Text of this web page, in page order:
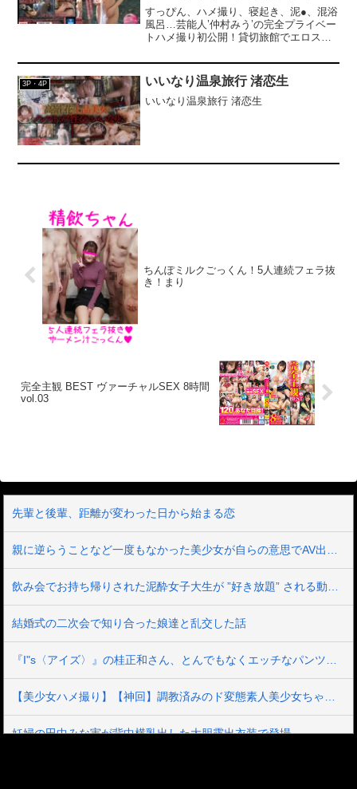
ベ本性剥き出しSEX！！ ガチで
二人きりの温泉旅行でヤリまくっ
た生々しすぎる超レアなエロス
すっぴん、ハメ撮り、寝起き、泥●、混浴
風呂…芸能人’仲村みう’の完全プライベー
トハメ撮り初公開！貸切旅館でエロス剥
まで全てを曝け出す！こんなに生々しく
てエロい姿、見たことない！あの頃より
も大人になってエロくなって色気ムンム
ンでひたすらハメまくった生々し過ぎる1
ャンペーン プレゼント概要】2025年6月
【注意事項】・プレゼントを受け取るに
はキャンペーン期間中に特設ページでエ
3P・4P いいなり温泉旅行 渚恋生
いいなり温泉旅行 渚恋生
ちんぽミルクごっくん！5人連続フェラ抜
き！まり
完全主観 BEST ヴァーチャルSEX 8時間
vol.03
先輩と後輩、距離が変わった日から始まる恋
結婚式の二次会で知り合った娘達と乱交した話
妊婦の田中みな実が背中横乳出した大胆露出衣装で登場